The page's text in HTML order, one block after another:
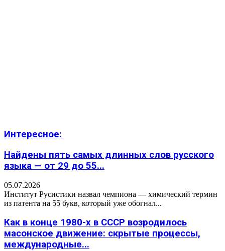
Интересное:
Найдены пять самых длинных слов русского
языка — от 29 до 55...
05.07.2026
Институт Русистики назвал чемпиона — химический термин
из патента на 55 букв, который уже обогнал...
Как в конце 1980-х в СССР возродилось
масонское движение: скрытые процессы,
международные...